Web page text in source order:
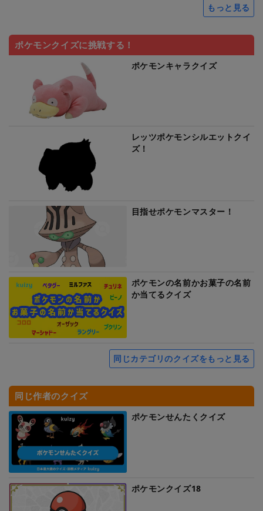
もっと見る
ポケモンクイズに挑戦する！
ポケモンキャラクイズ
レッツポケモンシルエットクイ
ズ！
目指せポケモンマスター！
ポケモンの名前かお菓子の名前
か当てるクイズ
同じカテゴリのクイズをもっと見る
同じ作者のクイズ
ポケモンせんたくクイズ
ポケモンクイズ18